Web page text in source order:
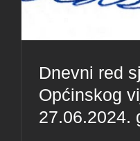
Dnevni red
Općinskog
27.06.2024.